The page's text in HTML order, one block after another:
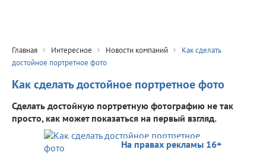
Главная Интересное Новости компаний
Как сделать
достойное портретное фото
Как сделать достойное портретное фото
Сделать достойную портретную фотографию не так
просто, как может показаться на первый взгляд.
На правах рекламы 16+